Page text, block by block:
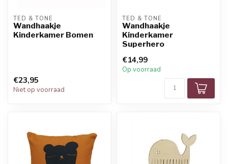
TED & TONE
Wandhaakje
Kinderkamer Bomen
€23,95
Niet op voorraad
TED & TONE
Wandhaakje
Kinderkamer
Superhero
€14,99
Op voorraad